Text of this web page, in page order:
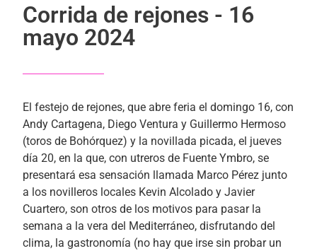
Corrida de rejones - 16
mayo 2024
El festejo de rejones, que abre feria el domingo 16, con
Andy Cartagena, Diego Ventura y Guillermo Hermoso
(toros de Bohórquez) y la novillada picada, el jueves
día 20, en la que, con utreros de Fuente Ymbro, se
presentará esa sensación llamada Marco Pérez junto
a los novilleros locales Kevin Alcolado y Javier
Cuartero, son otros de los motivos para pasar la
semana a la vera del Mediterráneo, disfrutando del
clima, la gastronomía (no hay que irse sin probar un